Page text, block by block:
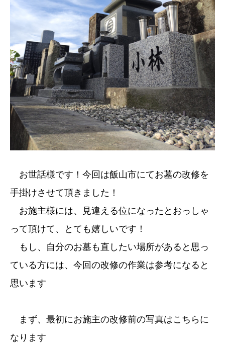
お世話様です！今回は飯山市にてお墓の改修を
手掛けさせて頂きました！
お施主様には、見違える位になったとおっしゃ
って頂けて、とても嬉しいです！
もし、自分のお墓も直したい場所があると思っ
ている方には、今回の改修の作業は参考になると
思います
まず、最初にお施主の改修前の写真はこちらに
なります